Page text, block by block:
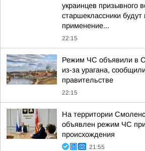
украинцев призывного
старшеклассники будут
применение...
22:15
Режим ЧС объявили в
из-за урагана,
правительстве
22:15
На территории
объявлен режим ЧС
происхождения
21:55